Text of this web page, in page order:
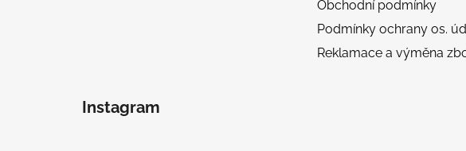
Obchodní podmínky
Podmínky ochrany os.
Reklamace a výměna
Instagram